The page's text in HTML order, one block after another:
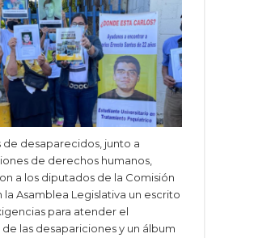
de desaparecidos, junto a
de derechos humanos,
a los diputados de la Comisión
la Asamblea Legislativa un escrito
para atender el
las desapariciones y un álbum